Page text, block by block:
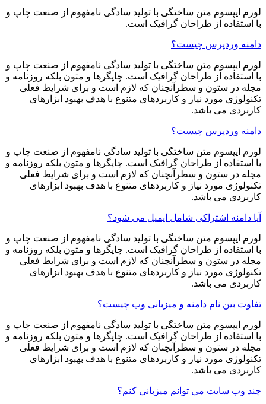
لورم ایپسوم متن ساختگی با تولید سادگی نامفهوم از صنعت چاپ و
با استفاده از طراحان گرافیک است.
دامنه وردپرس چیست؟
لورم ایپسوم متن ساختگی با تولید سادگی نامفهوم از صنعت چاپ و
با استفاده از طراحان گرافیک است. چاپگرها و متون بلکه روزنامه و
مجله در ستون و سطرآنچنان که لازم است و برای شرایط فعلی
تکنولوژی مورد نیاز و کاربردهای متنوع با هدف بهبود ابزارهای
کاربردی می باشد.
دامنه وردپرس چیست؟
لورم ایپسوم متن ساختگی با تولید سادگی نامفهوم از صنعت چاپ و
با استفاده از طراحان گرافیک است. چاپگرها و متون بلکه روزنامه و
مجله در ستون و سطرآنچنان که لازم است و برای شرایط فعلی
تکنولوژی مورد نیاز و کاربردهای متنوع با هدف بهبود ابزارهای
کاربردی می باشد.
آیا دامنه اشتراکی شامل ایمیل می شود؟
لورم ایپسوم متن ساختگی با تولید سادگی نامفهوم از صنعت چاپ و
با استفاده از طراحان گرافیک است. چاپگرها و متون بلکه روزنامه و
مجله در ستون و سطرآنچنان که لازم است و برای شرایط فعلی
تکنولوژی مورد نیاز و کاربردهای متنوع با هدف بهبود ابزارهای
کاربردی می باشد.
تفاوت بین نام دامنه و میزبانی وب چیست؟
لورم ایپسوم متن ساختگی با تولید سادگی نامفهوم از صنعت چاپ و
با استفاده از طراحان گرافیک است. چاپگرها و متون بلکه روزنامه و
مجله در ستون و سطرآنچنان که لازم است و برای شرایط فعلی
تکنولوژی مورد نیاز و کاربردهای متنوع با هدف بهبود ابزارهای
کاربردی می باشد.
چند وب سایت می توانم میزبانی کنم؟